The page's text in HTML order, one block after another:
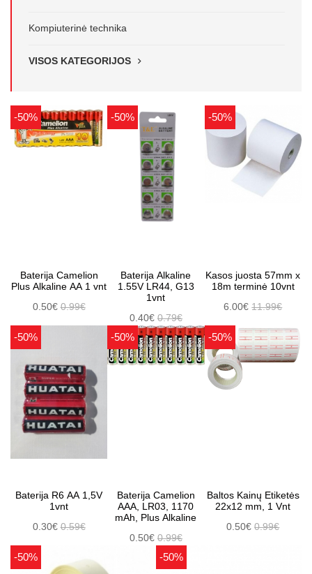
Kompiuterinė technika
VISOS KATEGORIJOS
-50%
Baterija Camelion
Plus Alkaline AA 1 vnt
0.50€0.99€
-50%
Baterija Alkaline
1.55V LR44, G13
1vnt
0.40€ 0.79€
-50%
Kasos juosta 57mm x
18m terminė 10vnt
6.00€11.99€
-50%
Baterija R6 AA 1,5V
1vnt
0.30€0.59€
-50%
Baterija Camelion
AAA, LR03, 1170
mAh, Plus Alkaline
0.50€ 0.99€
-50%
Baltos Kainų Etiketės
22x12 mm, 1 Vnt
0.50€0.99€
-50% -50%